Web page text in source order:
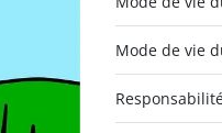
Mode de vie